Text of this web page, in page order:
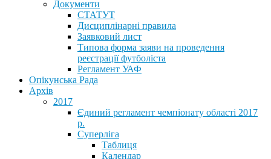
Документи
СТАТУТ
Дисциплінарні правила
Заявковий лист
Типова форма заяви на проведення
реєстрації футболіста
Регламент УАФ
Опікунська Рада
Архів
2017
Єдиний регламент чемпіонату області 2017
р.
Суперліга
Таблиця
Календар